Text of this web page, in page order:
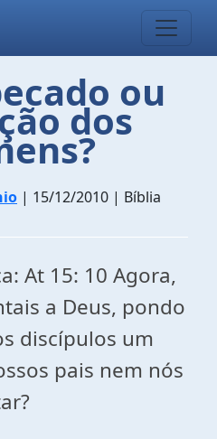
ou
dos
| 15/12/2010 | Bíblia
At 15: 10 Agora,
a Deus, pondo
discípulos um
pais nem nós